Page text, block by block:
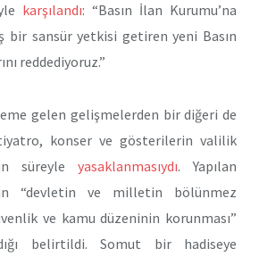
karşılandı: “Basın İlan Kurumu’na
sansür yetkisi getiren yeni Basın
reddediyoruz.”
gelen gelişmelerden bir diğeri de
konser ve gösterilerin valilik
süreyle yasaklanmasıydı. Yapılan
“devletin ve milletin bölünmez
ve kamu düzeninin korunması”
belirtildi. Somut bir hadiseye